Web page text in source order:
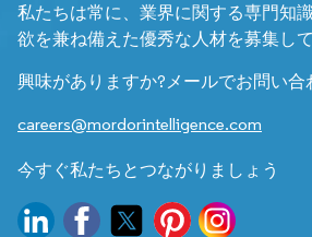
私たちは常に、業界に関する専門知
欲を兼ね備えた優秀な人材を募集して
興味がありますか?メールでお問い合
careers@mordorintelligence.com
今すぐ私たちとつながりましょう